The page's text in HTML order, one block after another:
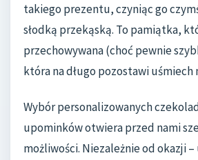
takiego prezentu, czyniąc go
słodką przekąską. To pamiątka,
przechowywana (choć pewnie
która na długo pozostawi uśmiech
Wybór personalizowanych
upominków otwiera przed nami
możliwości. Niezależnie od okazji